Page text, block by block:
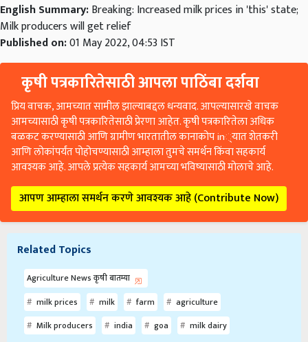
English Summary:Breaking: Increased milk prices in 'this' state;
Milk producers will get relief
Published on:01 May 2022, 04:53 IST
कृषी पत्रकारितेसाठी आपला पाठिंबा दर्शवा
प्रिय वाचक, आमच्यात सामील झाल्याबद्दल धन्यवाद. आपल्यासारखे वाचक
आमच्यासाठी कृषी पत्रकारितेसाठी प्रेरणा आहेत. कृषी पत्रकारितेला अधिक
बळकट करण्यासाठी आणि ग्रामीण भारतातील कानाकोप in्यात शेतकरी
आणि लोकांपर्यंत पोहोचण्यासाठी आम्हाला तुमचे समर्थन किंवा सहकार्य
आवश्यक आहे. आपले प्रत्येक सहकार्य आमच्या भविष्यासाठी मोलाचे आहे.
आपण आम्हाला समर्थन करणे आवश्यक आहे (Contribute Now)
Related Topics
Agriculture News कृषी बातम्या
milk prices
milk farm
agriculture
Milk producers
india goa milk dairy